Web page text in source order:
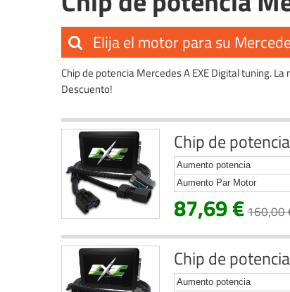
Elija el motor para su
Chip de potencia Mercedes A EXE Digital tuning.
Descuento!
Chip de
Aumento potencia
Aumento Par Motor
87,69 €160,00
Chip de
Aumento potencia